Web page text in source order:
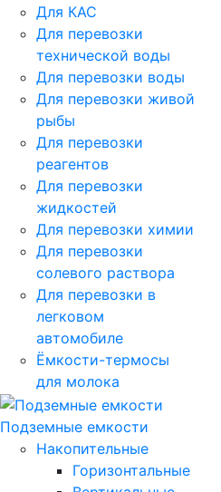
Для КАС
Для перевозки
технической воды
Для перевозки воды
Для перевозки живой
рыбы
Для перевозки
реагентов
Для перевозки
жидкостей
Для перевозки химии
Для перевозки
солевого раствора
Для перевозки в
легковом
автомобиле
Ёмкости-термосы
для молока
Подземные емкости
Накопительные
Горизонтальные